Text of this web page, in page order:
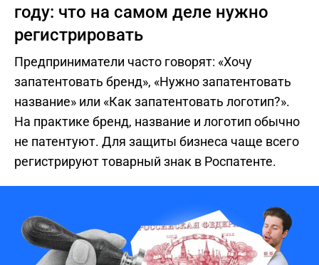
году: что на самом деле нужно
регистрировать
Предприниматели часто говорят: «Хочу
запатентовать бренд», «Нужно запатентовать
название» или «Как запатентовать логотип?».
На практике бренд, название и логотип обычно
не патентуют. Для защиты бизнеса чаще всего
регистрируют товарный знак в Роспатенте.